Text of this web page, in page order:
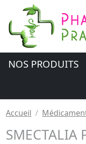
NOS PRODUITS
Accueil